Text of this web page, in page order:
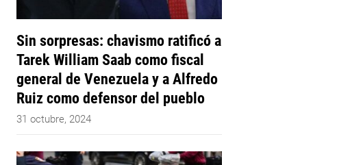
Sin sorpresas: chavismo ratificó a
Tarek William Saab como fiscal
general de Venezuela y a Alfredo
Ruiz como defensor del pueblo
31 octubre, 2024